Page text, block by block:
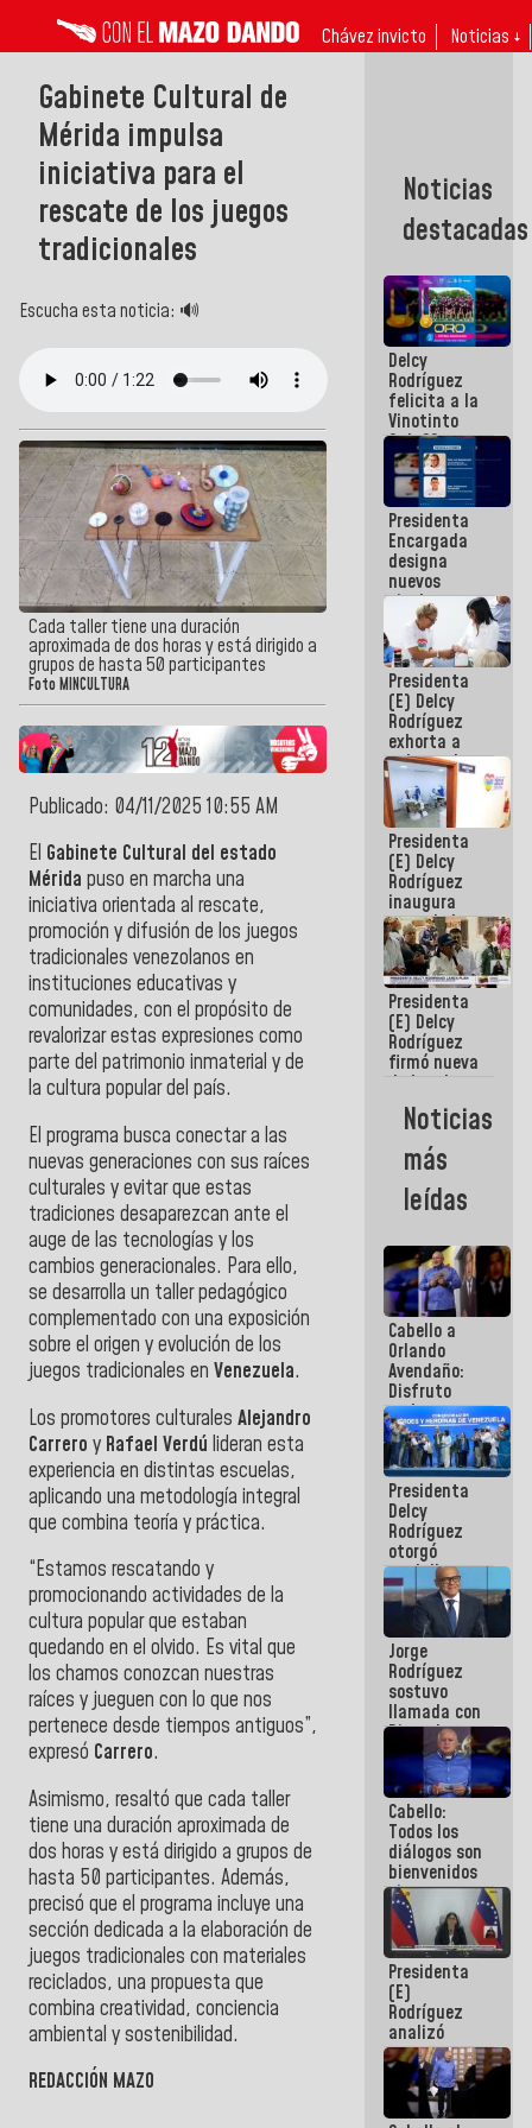
Chávez invicto Noticias ↓
Gabinete Cultural de
Mérida impulsa
iniciativa para el
rescate de los juegos
tradicionales
Escucha esta noticia: 🔊
Cada taller tiene una duración
aproximada de dos horas y está dirigido a
grupos de hasta 50 participantes
Foto MINCULTURA
Publicado: 04/11/2025 10:55 AM
El Gabinete Cultural del estado
Mérida puso en marcha una
iniciativa orientada al rescate,
promoción y difusión de los juegos
tradicionales venezolanos en
instituciones educativas y
comunidades, con el propósito de
revalorizar estas expresiones como
parte del patrimonio inmaterial y de
la cultura popular del país.
El programa busca conectar a las
nuevas generaciones con sus raíces
culturales y evitar que estas
tradiciones desaparezcan ante el
auge de las tecnologías y los
cambios generacionales. Para ello,
se desarrolla un taller pedagógico
complementado con una exposición
sobre el origen y evolución de los
juegos tradicionales en Venezuela.
Los promotores culturales Alejandro
Carrero y Rafael Verdú lideran esta
experiencia en distintas escuelas,
aplicando una metodología integral
que combina teoría y práctica.
“Estamos rescatando y
promocionando actividades de la
cultura popular que estaban
quedando en el olvido. Es vital que
los chamos conozcan nuestras
raíces y jueguen con lo que nos
pertenece desde tiempos antiguos”,
expresó Carrero.
Asimismo, resaltó que cada taller
tiene una duración aproximada de
dos horas y está dirigido a grupos de
hasta 50 participantes. Además,
precisó que el programa incluye una
sección dedicada a la elaboración de
juegos tradicionales con materiales
reciclados, una propuesta que
combina creatividad, conciencia
ambiental y sostenibilidad.
REDACCIÓN MAZO
Noticias
destacadas
Delcy
Rodríguez
felicita a la
Vinotinto
Sub 20
campeona
frente
México Sub
23 en los
Centroamericanos
Presidenta
Encargada
designa
nuevos
titulares en
Viceministerio
de Energía
Eléctrica y
CORPOELEC
Presidenta
(E) Delcy
Rodríguez
exhorta a
gobernadores
y alcaldes a
edificar
casas para
abuelos
Presidenta
(E) Delcy
Rodríguez
inaugura
casa de los
Abuelos
Primavera
en Caracas
Presidenta
(E) Delcy
Rodríguez
firmó nueva
de Ley de
Arrendamiento
aprobada
por la AN
Noticias
más
leídas
Cabello a
Orlando
Avendaño:
Disfruto
cada vez
que escribes
porque lo
que haces
es
embarrarla
Presidenta
Delcy
Rodríguez
otorgó
medalla
"Héroe de
Venezuela"
a servidores
públicos
Jorge
Rodríguez
sostuvo
llamada con
Dinorah
Figuera y
acuerdan
primer
encuentro
presencial
para el
diálogo
Cabello:
Todos los
diálogos son
bienvenidos
siempre que
estén en el
marco de la
Constitución
de la
República
Presidenta
(E)
Rodríguez
analizó
junto a
gobernadores
planes de
recuperación